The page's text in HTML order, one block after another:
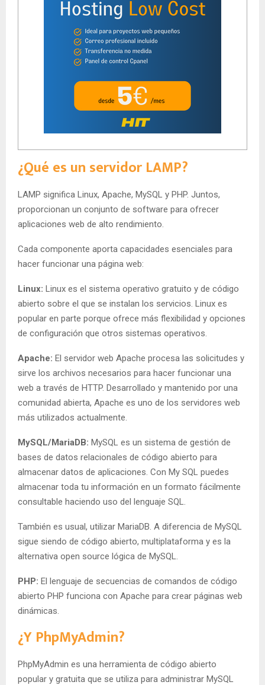
¿Qué es un servidor LAMP?
LAMP significa Linux, Apache, MySQL y PHP. Juntos,
proporcionan un conjunto de software para ofrecer
aplicaciones web de alto rendimiento.
Cada componente aporta capacidades esenciales para
hacer funcionar una página web:
Linux: Linux es el sistema operativo gratuito y de código
abierto sobre el que se instalan los servicios. Linux es
popular en parte porque ofrece más flexibilidad y opciones
de configuración que otros sistemas operativos.
Apache: El servidor web Apache procesa las solicitudes y
sirve los archivos necesarios para hacer funcionar una
web a través de HTTP. Desarrollado y mantenido por una
comunidad abierta, Apache es uno de los servidores web
más utilizados actualmente.
MySQL/MariaDB: MySQL es un sistema de gestión de
bases de datos relacionales de código abierto para
almacenar datos de aplicaciones. Con My SQL puedes
almacenar toda tu información en un formato fácilmente
consultable haciendo uso del lenguaje SQL.
También es usual, utilizar MariaDB. A diferencia de MySQL
sigue siendo de código abierto, multiplataforma y es la
alternativa open source lógica de MySQL.
PHP: El lenguaje de secuencias de comandos de código
abierto PHP funciona con Apache para crear páginas web
dinámicas.
¿Y PhpMyAdmin?
PhpMyAdmin es una herramienta de código abierto
popular y gratuita que se utiliza para administrar MySQL